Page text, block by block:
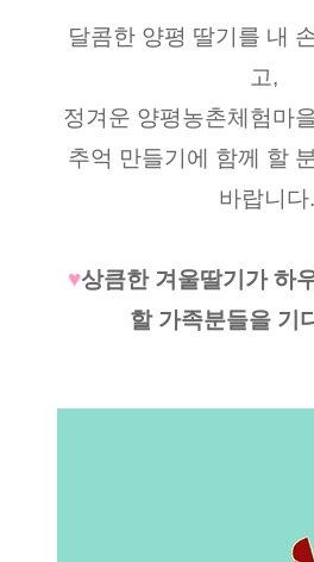
달콤한 양평 딸기를 내
고,
정겨운 양평농촌체험마
추억 만들기에 함께 할
바랍니다.
♥상큼한 겨울딸기가 하
할 가족분들을 기